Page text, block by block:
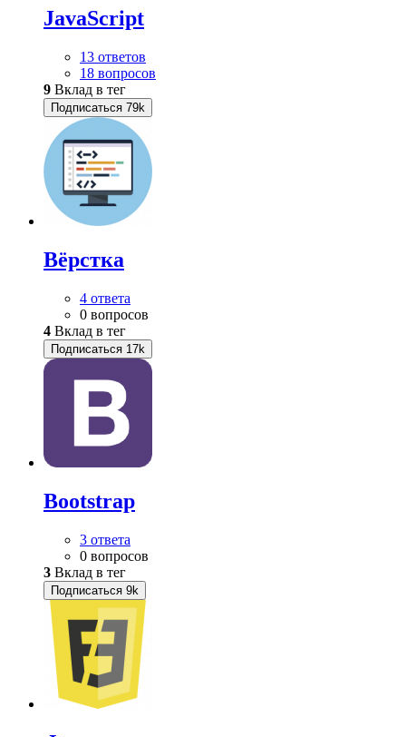
JavaScript
13 ответов
18 вопросов
9 Вклад в тег
Подписаться 79k
Вёрстка
4 ответа
0 вопросов
4 Вклад в тег
Подписаться 17k
Bootstrap
3 ответа
0 вопросов
3 Вклад в тег
Подписаться 9k